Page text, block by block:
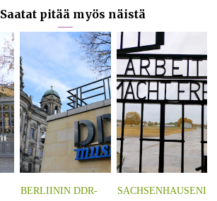
Saatat pitää myös näistä
BERLIININ DDR-
SACHSENHAUSENI